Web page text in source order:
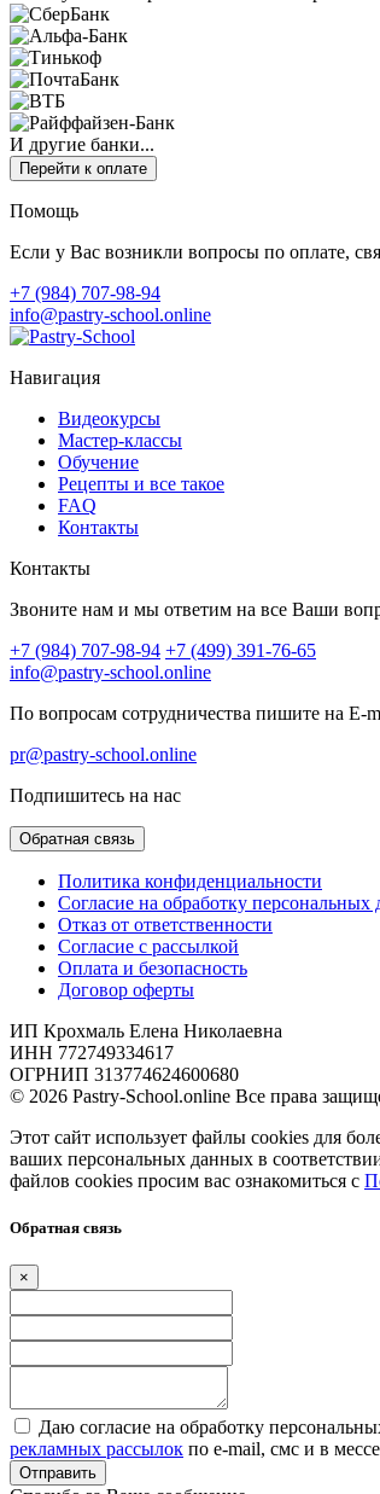
И другие банки...
Перейти к оплате
Помощь
Если у Вас возникли вопросы по оплате,
+7 (984) 707-98-94
info@pastry-school.online
Навигация
Видеокурсы
Мастер-классы
Обучение
Рецепты и все такое
FAQ
Контакты
Контакты
Звоните нам и мы ответим на все Ваши
+7 (984) 707-98-94 +7 (499) 391-76-65
info@pastry-school.online
По вопросам сотрудничества пишите на E-
pr@pastry-school.online
Подпишитесь на нас
Обратная связь
Политика конфиденциальности
Согласие на обработку персональных
Отказ от ответственности
Согласие с рассылкой
Оплата и безопасность
Договор оферты
ИП Крохмаль Елена Николаевна
ИНН 772749334617
ОГРНИП 313774624600680
© 2026 Pastry-School.online Все права
Этот сайт использует файлы cookies для
ваших персональных данных в
файлов cookies просим вас ознакомиться с
Обратная связь
×
Даю согласие на обработку
рекламных рассылок по e-mail, смс и в
Отправить